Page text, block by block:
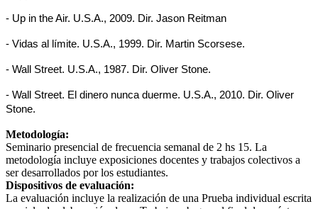
- Up in the Air. U.S.A., 2009. Dir. Jason Reitman
- Vidas al límite. U.S.A., 1999. Dir. Martin Scorsese.
- Wall Street. U.S.A., 1987. Dir. Oliver Stone.
- Wall Street. El dinero nunca duerme. U.S.A., 2010. Dir. Oliver
Stone.
Metodología:
Seminario presencial de frecuencia semanal de 2 hs 15. La
metodología incluye exposiciones docentes y trabajos colectivos a
ser desarrollados por los estudiantes.
Dispositivos de evaluación:
La evaluación incluye la realización de una Prueba individual escrita